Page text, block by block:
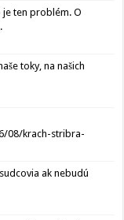
ten problém. O
toky, na našich
08/krach-stribra-
ak nebudú